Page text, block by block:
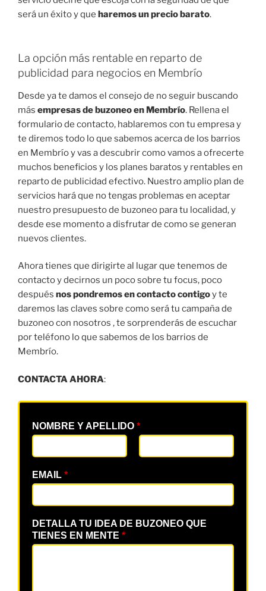
será un éxito y que haremos un precio barato.
La opción más rentable en reparto de
publicidad para negocios en Membrío
Desde ya te damos el consejo de no seguir buscando
más empresas de buzoneo en Membrío. Rellena el
formulario de contacto, hablaremos con tu empresa y
te diremos todo lo que sabemos acerca de los barrios
en Membrío y vas a descubrir como vamos a ofrecerte
muchos beneficios y los planes baratos y rentables en
reparto de publicidad efectivo. Nuestro amplio plan de
servicios hará que no tengas problemas en aceptar
nuestro presupuesto de buzoneo para tu localidad, y
desde ese momento a disfrutar de como se generan
nuevos clientes.
Ahora tienes que dirigirte al lugar que tenemos de
contacto y decirnos un poco sobre tu focus, poco
después nos pondremos en contacto contigoy te
daremos las claves sobre como será tu campaña de
buzoneo con nosotros , te sorprenderás de escuchar
por teléfono lo que sabemos de los barrios de
Membrío.
CONTACTA AHORA:
NOMBRE Y APELLIDO *
EMAIL *
DETALLA TU IDEA DE BUZONEO QUE
TIENES EN MENTE *